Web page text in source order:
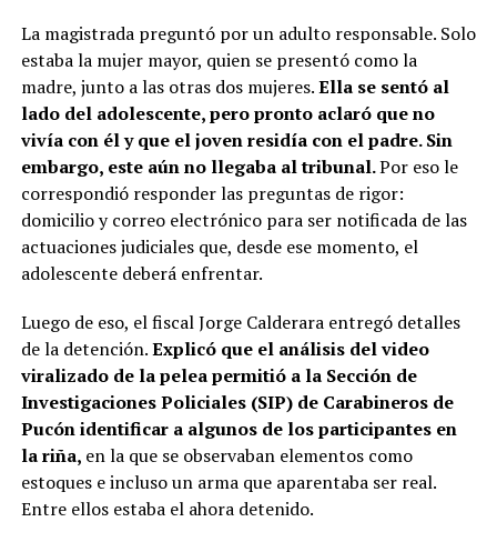
La magistrada preguntó por un adulto responsable. Solo
estaba la mujer mayor, quien se presentó como la
madre, junto a las otras dos mujeres.Ella se sentó al
lado del adolescente, pero pronto aclaró que no
vivía con él y que el joven residía con el padre. Sin
embargo, este aún no llegaba al tribunal.Por eso le
correspondió responder las preguntas de rigor:
domicilio y correo electrónico para ser notificada de las
actuaciones judiciales que, desde ese momento, el
adolescente deberá enfrentar.
Luego de eso, el fiscal Jorge Calderara entregó detalles
de la detención.Explicó que el análisis del video
viralizado de la pelea permitió a la Sección de
Investigaciones Policiales (SIP) de Carabineros de
Pucón identificar a algunos de los participantes en
la riña, en la que se observaban elementos como
estoques e incluso un arma que aparentaba ser real.
Entre ellos estaba el ahora detenido.